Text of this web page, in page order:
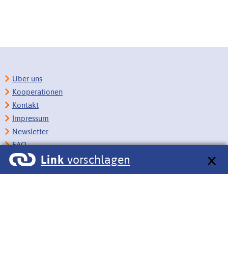
Link vorschlagen
Über uns
Kooperationen
Kontakt
Impressum
Newsletter
FAQ
Copyright